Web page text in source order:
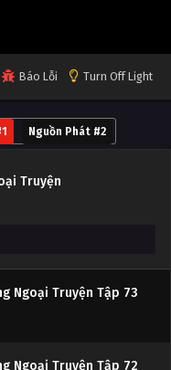
Báo Lỗi Turn Off Light
Nguồn Phát #2
Truyện
Ngoại Truyện Tập 76
Ngoại Truyện Tập 75
Ngoại Truyện Tập 73
Ngoại Truyện Tập 72